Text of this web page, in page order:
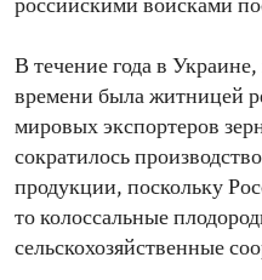
российскими войсками
В течение года в Украине,
времени была житницей
мировых экспортеров
сократилось
продукции, поскольку
то колоссальные
сельскохозяйственные